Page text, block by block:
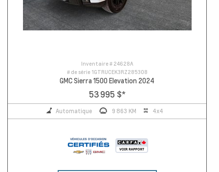
Inventaire # 24628A
# de série 1GTRUCEK3RZ285308
GMC Sierra 1500 Elevation 2024
53 995 $*
Automatique 9 863 KM 4x4